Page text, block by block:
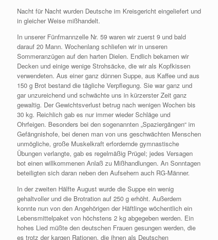
Nacht für Nacht wurden Deutsche im Kreisgericht eingeliefert und
in gleicher Weise mißhandelt.
In unserer Fünfmannzelle Nr. 59 waren wir zuerst 9 und bald
darauf 20 Mann. Wochenlang schliefen wir in unseren
Sommeranzügen auf den harten Dielen. Endlich bekamen wir
Decken und einige wenige Strohsäcke, die wir als Kopfkissen
verwendeten. Aus einer ganz dünnen Suppe, aus Kaffee und aus
150 g Brot bestand die tägliche Verpflegung. Sie war ganz und
gar unzureichend und schwächte uns in kürzerster Zeit ganz
gewaltig. Der Gewichtsverlust betrug nach wenigen Wochen bis
30 kg. Reichlich gab es nur immer wieder Schläge und
Ohrfeigen. Besonders bei den sogenannten „Spaziergängen“ im
Gefängnishofe, bei denen man von uns geschwächten Menschen
unmögliche, große Muskelkraft erfordernde gymnastische
Übungen verlangte, gab es regelmäßig Prügel; jedes Versagen
bot einen willkommenen Anlaß zu Mißhandlungen. An Sonntagen
beteiligten sich daran neben den Aufsehern auch RG-Männer.
In der zweiten Hälfte August wurde die Suppe ein wenig
gehaltvoller und die Brotration auf 250 g erhöht. Außerdem
konnte nun von den Angehörigen der Häftlinge wöchentlich ein
Lebensmittelpaket von höchstens 2 kg abgegeben werden. Ein
hohes Lied müßte den deutschen Frauen gesungen werden, die
es trotz der kargen Rationen, die ihnen als Deutschen